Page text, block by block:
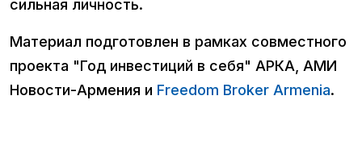
сильная личность.
Материал подготовлен в рамках совместного
проекта "Год инвестиций в себя" АРКА, АМИ
Новости-Армения и Freedom Broker Armenia.